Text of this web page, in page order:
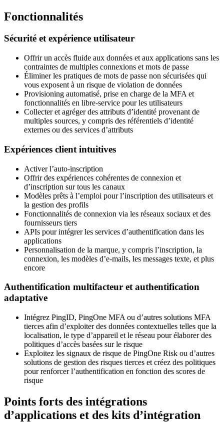
Fonctionnalités
Sécurité et expérience utilisateur
Offrir un accès fluide aux données et aux applications sans les
contraintes de multiples connexions et mots de passe
Éliminer les pratiques de mots de passe non sécurisées qui
vous exposent à un risque de violation de données
Provisioning automatisé, prise en charge de la MFA et
fonctionnalités en libre-service pour les utilisateurs
Collecter et agréger des attributs d’identité provenant de
multiples sources, y compris des référentiels d’identité
externes ou des services d’attributs
Expériences client intuitives
Activer l’auto-inscription
Offrir des expériences cohérentes de connexion et
d’inscription sur tous les canaux
Modèles prêts à l’emploi pour l’inscription des utilisateurs et
la gestion des profils
Fonctionnalités de connexion via les réseaux sociaux et des
fournisseurs tiers
APIs pour intégrer les services d’authentification dans les
applications
Personnalisation de la marque, y compris l’inscription, la
connexion, les modèles d’e-mails, les messages texte, et plus
encore
Authentification multifacteur et authentification
adaptative
Intégrez PingID, PingOne MFA ou d’autres solutions MFA
tierces afin d’exploiter des données contextuelles telles que la
localisation, le type d’appareil et le réseau pour élaborer des
politiques d’accès basées sur le risque
Exploitez les signaux de risque de PingOne Risk ou d’autres
solutions de gestion des risques tierces et créez des politiques
pour renforcer l’authentification en fonction des scores de
risque
Points forts des intégrations
d’applications et des kits d’intégration